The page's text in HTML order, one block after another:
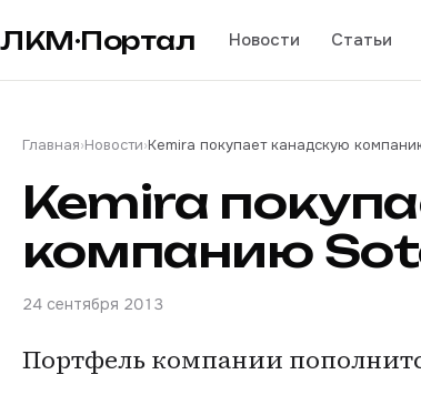
ЛКМ·Портал Новости Статьи
Главная›Новости›Kemira покупает канадскую
Kemira
компанию
24 сентября 2013
Портфель компании